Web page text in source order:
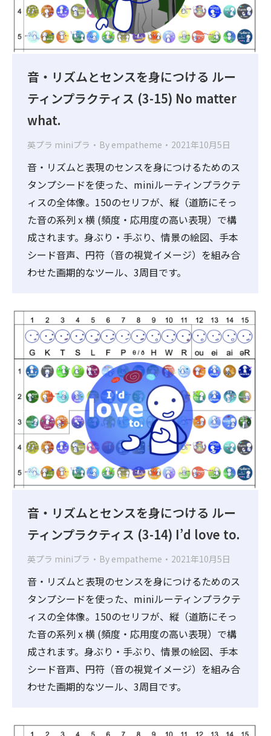
音・リズムとセンスを身につける ルー
ティンプラクティス (3-15) No matter
what.
英プラ miniプラ By empatheme 2021年10月5日
音・リズムと表現のセンスを身につけるためのス
タンプシードを使った、miniルーティンプラクテ
ィスの全体像。150のセリフが、縦（道筋にそっ
た音の系列 x 横 (頻度・応用度の高い表現）で構
成されます。身ぶり・手ぶり、情景の絵図、手本
シード音声、円符（音の視覚イメージ）を組み合
わせた画期的なツール、3周目です。
音・リズムとセンスを身につける ルー
ティンプラクティス (3-14) I’d love to.
英プラ miniプラ By empatheme 2021年10月5日
音・リズムと表現のセンスを身につけるためのス
タンプシードを使った、miniルーティンプラクテ
ィスの全体像。150のセリフが、縦（道筋にそっ
た音の系列 x 横 (頻度・応用度の高い表現）で構
成されます。身ぶり・手ぶり、情景の絵図、手本
シード音声、円符（音の視覚イメージ）を組み合
わせた画期的なツール、3周目です。